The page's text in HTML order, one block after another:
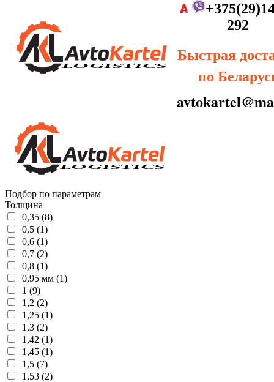
292
Быстрая
по
Подбор по параметрам
Толщина
0,35 (8)
0,5 (1)
0,6 (1)
0,7 (2)
0,8 (1)
0,95 мм (1)
1 (9)
1,2 (2)
1,25 (1)
1,3 (2)
1,42 (1)
1,45 (1)
1,5 (7)
1,53 (2)